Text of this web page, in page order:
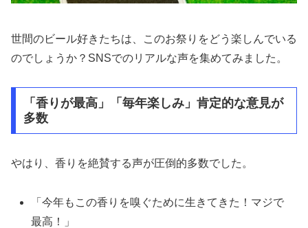
世間のビール好きたちは、このお祭りをどう楽しんでいる
のでしょうか？SNSでのリアルな声を集めてみました。
「香りが最高」「毎年楽しみ」肯定的な意見が
多数
やはり、香りを絶賛する声が圧倒的多数でした。
「今年もこの香りを嗅ぐために生きてきた！マジで
最高！」